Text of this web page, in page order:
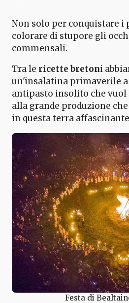
Non solo per conquistare i
colorare di stupore gli
commensali.
Tra le ricette bretoni
un'insalatina primaverile a
antipasto insolito che vuol
alla grande produzione
in questa terra
Festa di